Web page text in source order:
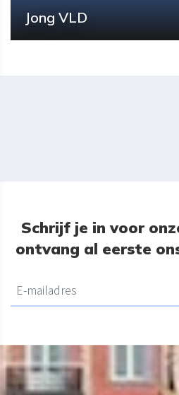
Jong VLD
Schrijf je in voor
ontvang al eerste